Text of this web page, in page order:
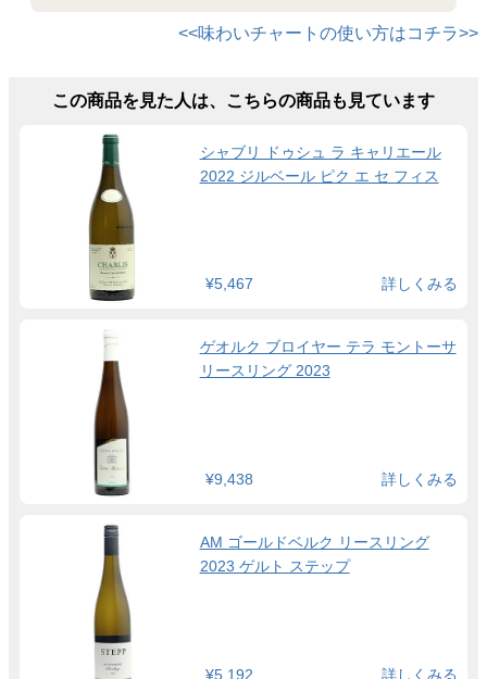
<<味わいチャートの使い方はコチラ>>
この商品を見た人は、こちらの商品も見ています
シャブリ ドゥシュ ラ キャリエール
2022 ジルベール ピク エ セ フィス
¥5,467 詳しくみる
ゲオルク ブロイヤー テラ モントーサ
リースリング 2023
¥9,438 詳しくみる
AM ゴールドベルク リースリング
2023 ゲルト ステップ
¥5,192 詳しくみる